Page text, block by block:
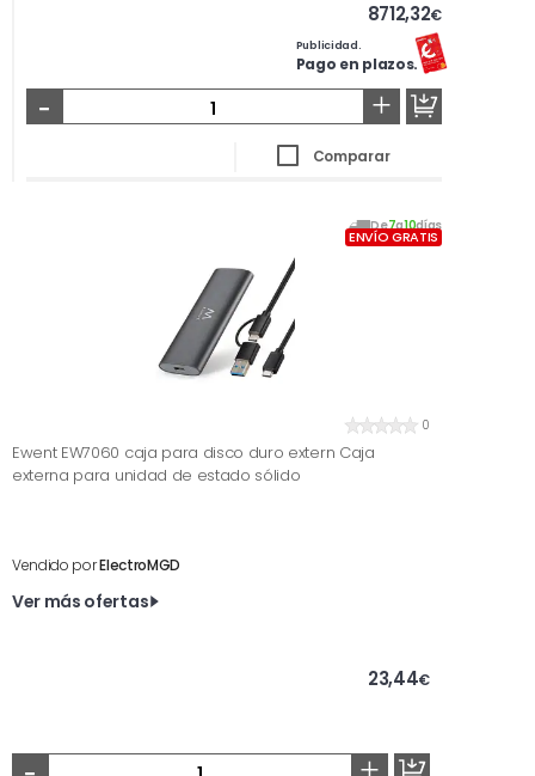
8712,32€
Publicidad.
Pago en plazos.
- +
Comparar
De7a10días
ENVÍO GRATIS
0
Ewent EW7060 caja para disco duro extern Caja
externa para unidad de estado sólido
Vendido porElectroMGD
Ver más ofertas
23,44€